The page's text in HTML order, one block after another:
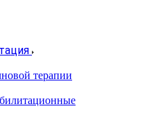
терапии